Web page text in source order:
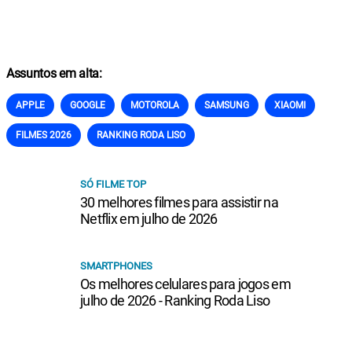
Assuntos em alta:
APPLE GOOGLE MOTOROLA SAMSUNG XIAOMI
FILMES 2026 RANKING RODA LISO
SÓ FILME TOP
30 melhores filmes para assistir na
Netflix em julho de 2026
SMARTPHONES
Os melhores celulares para jogos em
julho de 2026 - Ranking Roda Liso